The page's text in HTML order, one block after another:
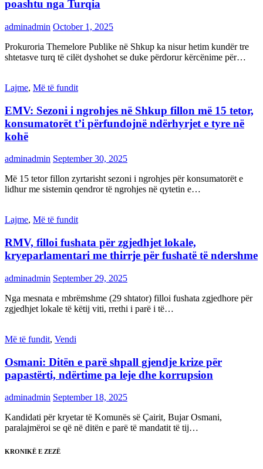
poashtu nga Turqia
adminadmin October 1, 2025
Prokuroria Themelore Publike në Shkup ka nisur hetim kundër tre
shtetasve turq të cilët dyshohet se duke përdorur kërcënime për…
Lajme, Më të fundit
EMV: Sezoni i ngrohjes në Shkup fillon më 15 tetor,
konsumatorët t’i përfundojnë ndërhyrjet e tyre në
kohë
adminadmin September 30, 2025
Më 15 tetor fillon zyrtarisht sezoni i ngrohjes për konsumatorët e
lidhur me sistemin qendror të ngrohjes në qytetin e…
Lajme, Më të fundit
RMV, filloi fushata për zgjedhjet lokale,
kryeparlamentari me thirrje për fushatë të ndershme
adminadmin September 29, 2025
Nga mesnata e mbrëmshme (29 shtator) filloi fushata zgjedhore për
zgjedhjet lokale të këtij viti, rrethi i parë i të…
Më të fundit, Vendi
Osmani: Ditën e parë shpall gjendje krize për
papastërti, ndërtime pa leje dhe korrupsion
adminadmin September 18, 2025
Kandidati për kryetar të Komunës së Çairit, Bujar Osmani,
paralajmëroi se që në ditën e parë të mandatit të tij…
KRONIKË E ZEZË